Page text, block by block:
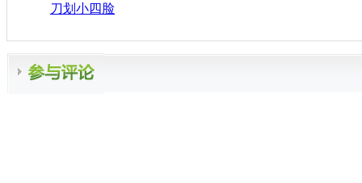
刀划小四脸